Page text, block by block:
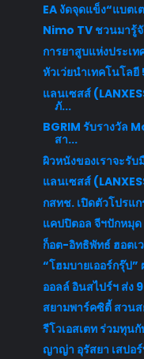
EA งัดจุดแข็ง“แบต
Nimo TV ชวนมารู้
การยาสูบแห่งประเ
หัวเว่ยนำเทคโนโล
แลนเซสส์
ภั...
BGRIM รับรางวัล
สา...
ผิวหนังของเราจะรับ
แลนเซสส์
กสทช. เปิดตัวโปรแ
แคปปิตอล จีฯปักหมุ
ก็อต-อิทธิพัทธ์ ฮอตเ
“โฮมบายเออร์กรุ๊ป”
ออลล์ อินสไปร์ฯ ส่ง
สยามพาร์คซิตี้ สวน
รีโวเอสเตท ร่วมทุน
ญาญ่า อุรัสยา เสปอ